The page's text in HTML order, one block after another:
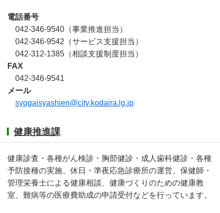
電話番号
042-346-9540（事業推進担当）
042-346-9542（サービス支援担当）
042-312-1385（相談支援制度担当）
FAX
042-346-9541
メール
syogaisyashien@city.kodaira.lg.jp
健康推進課
健康診査・各種がん検診・胸部健診・成人歯科健診・各種
予防接種の実施、休日・準夜応急診療所の運営、保健師・
管理栄養士による健康相談、健康づくりのための健康教
室、難病等の医療費助成の申請受付などを行っています。